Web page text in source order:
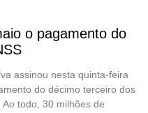
o pagamento do
assinou nesta quinta-feira
do décimo terceiro dos
todo, 30 milhões de